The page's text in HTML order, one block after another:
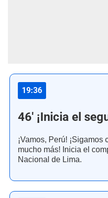
19:36
46' ¡Inicia el
¡Vamos, Perú!
mucho más! Inicia el
Nacional de Lima.